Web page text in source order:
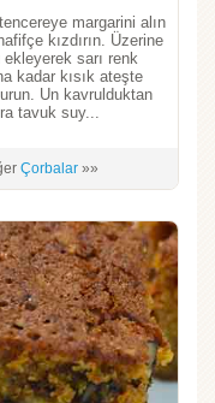
margarini alın
kızdırın. Üzerine
ekleyerek sarı renk
kadar kısık ateşte
Un kavrulduktan
tavuk suy...
Çorbalar»»